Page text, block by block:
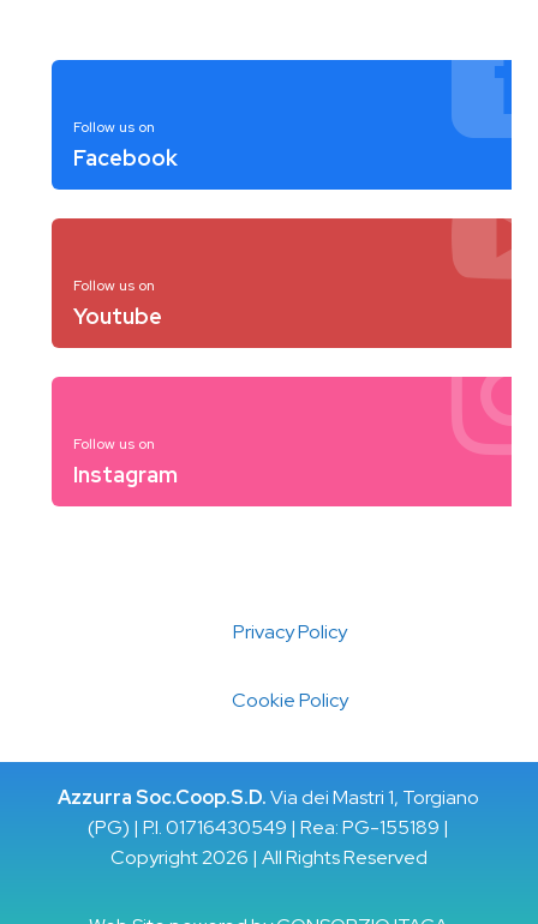
Follow us on
Facebook
Follow us on
Youtube
Follow us on
Instagram
Privacy Policy
Cookie Policy
Azzurra Soc.Coop.S.D.Via dei Mastri 1, Torgiano
(PG) | P.I. 01716430549 | Rea: PG-155189 |
Copyright 2026 | All Rights Reserved